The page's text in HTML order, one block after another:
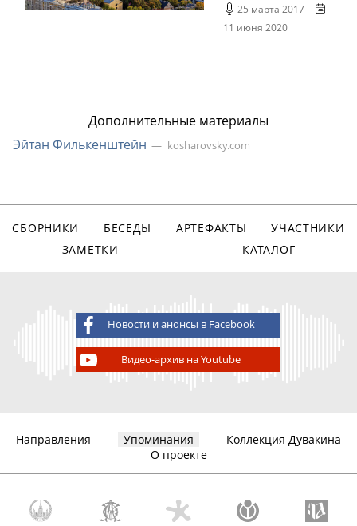
25 марта 2017
11 июня 2020
Дополнительные материалы
Эйтан Филькенштейн
kosharovsky.com
СБОРНИКИ БЕСЕДЫ АРТЕФАКТЫ
УЧАСТНИКИ
ЗАМЕТКИ
КАТАЛОГ
Новости и анонсы в Facebook
Видео-архив на Youtube
Направления Упоминания
Коллекция Дувакина
О проекте